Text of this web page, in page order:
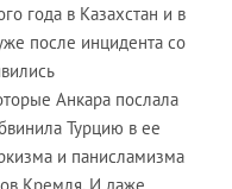
года в Казахстан и в
после инцидента со
Анкара послала
Турцию в ее
и панисламизма